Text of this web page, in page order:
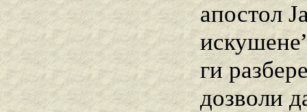
апостол
ги
дозволи